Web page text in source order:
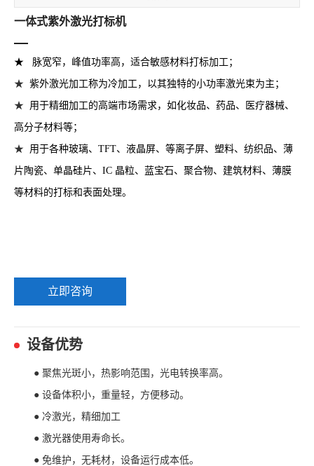
一体式紫外激光打标机
★ 脉宽窄，峰值功率高， 适合敏感材料打标加工；
★ 紫外激光加工称为冷加工，以其独特的小功率激光束为主；
★ 用于精细加工的高端市场需求，如化妆品、药品、医疗器械、
高分子材料等；
★ 用于各种玻璃、TFT、液晶屏、等离子屏、塑料、纺织品、薄
片陶瓷、单晶硅片、IC 晶粒、蓝宝石、聚合物、建筑材料、薄膜
等材料的打标和表面处理。
立即咨询
设备优势
● 聚焦光斑小，热影响范围，光电转换率高。
● 设备体积小，重量轻，方便移动。
● 冷激光，精细加工
● 激光器使用寿命长。
● 免维护，无耗材，设备运行成本低。